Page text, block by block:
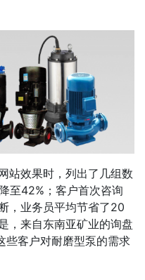
站效果时，列出了几组数
至42%；客户首次咨询
，业务员平均节省了20
，来自东南亚矿业的询盘
些客户对耐磨型泵的需求